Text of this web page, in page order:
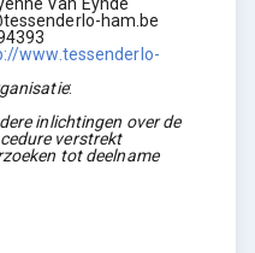
ham.be
www.tessenderlo-
:
inlichtingen over de
verstrekt
tot deelname